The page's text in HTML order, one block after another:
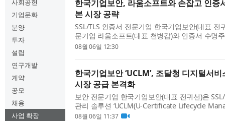
사회공헌
기업문화
분양
투자
설립
연구개발
계약
공모
채용
사업 확장
한국기업보안, 라움소프트와 손잡고 인증
본 시장 공략
SSL/TLS 인증서 전문기업 한국기업보안(대표 전
문기업 라움소프트(대표 천병갑)와 인증서 수명
화 솔루션 ‘UCLM’의 일본 시장 진출을 위한 전략
08월 06일 12:30
한국기업보안 ‘UCLM’, 조달청 디지털서
시장 공급 본격화
보안 전문기업 한국기업보안(대표 전귀선)은
관리 솔루션 ‘UCLM(U-Certificate Lifecycle
디지털서비스몰에 공식 등록됐다고 밝혔다. 이
08월 06일 11:37